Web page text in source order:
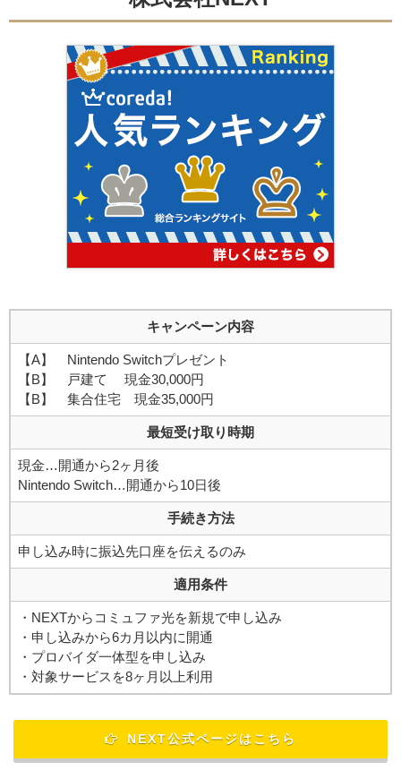
キャンペーン内容
【A】 Nintendo Switchプレゼント
【B】 戸建て 現金30,000円
【B】 集合住宅 現金35,000円
最短受け取り時期
現金…開通から2ヶ月後
Nintendo Switch…開通から10日後
手続き方法
申し込み時に振込先口座を伝えるのみ
適用条件
・NEXTからコミュファ光を新規で申し込み
・申し込みから6カ月以内に開通
・プロバイダ一体型を申し込み
・対象サービスを8ヶ月以上利用
NEXT公式ページはこちら